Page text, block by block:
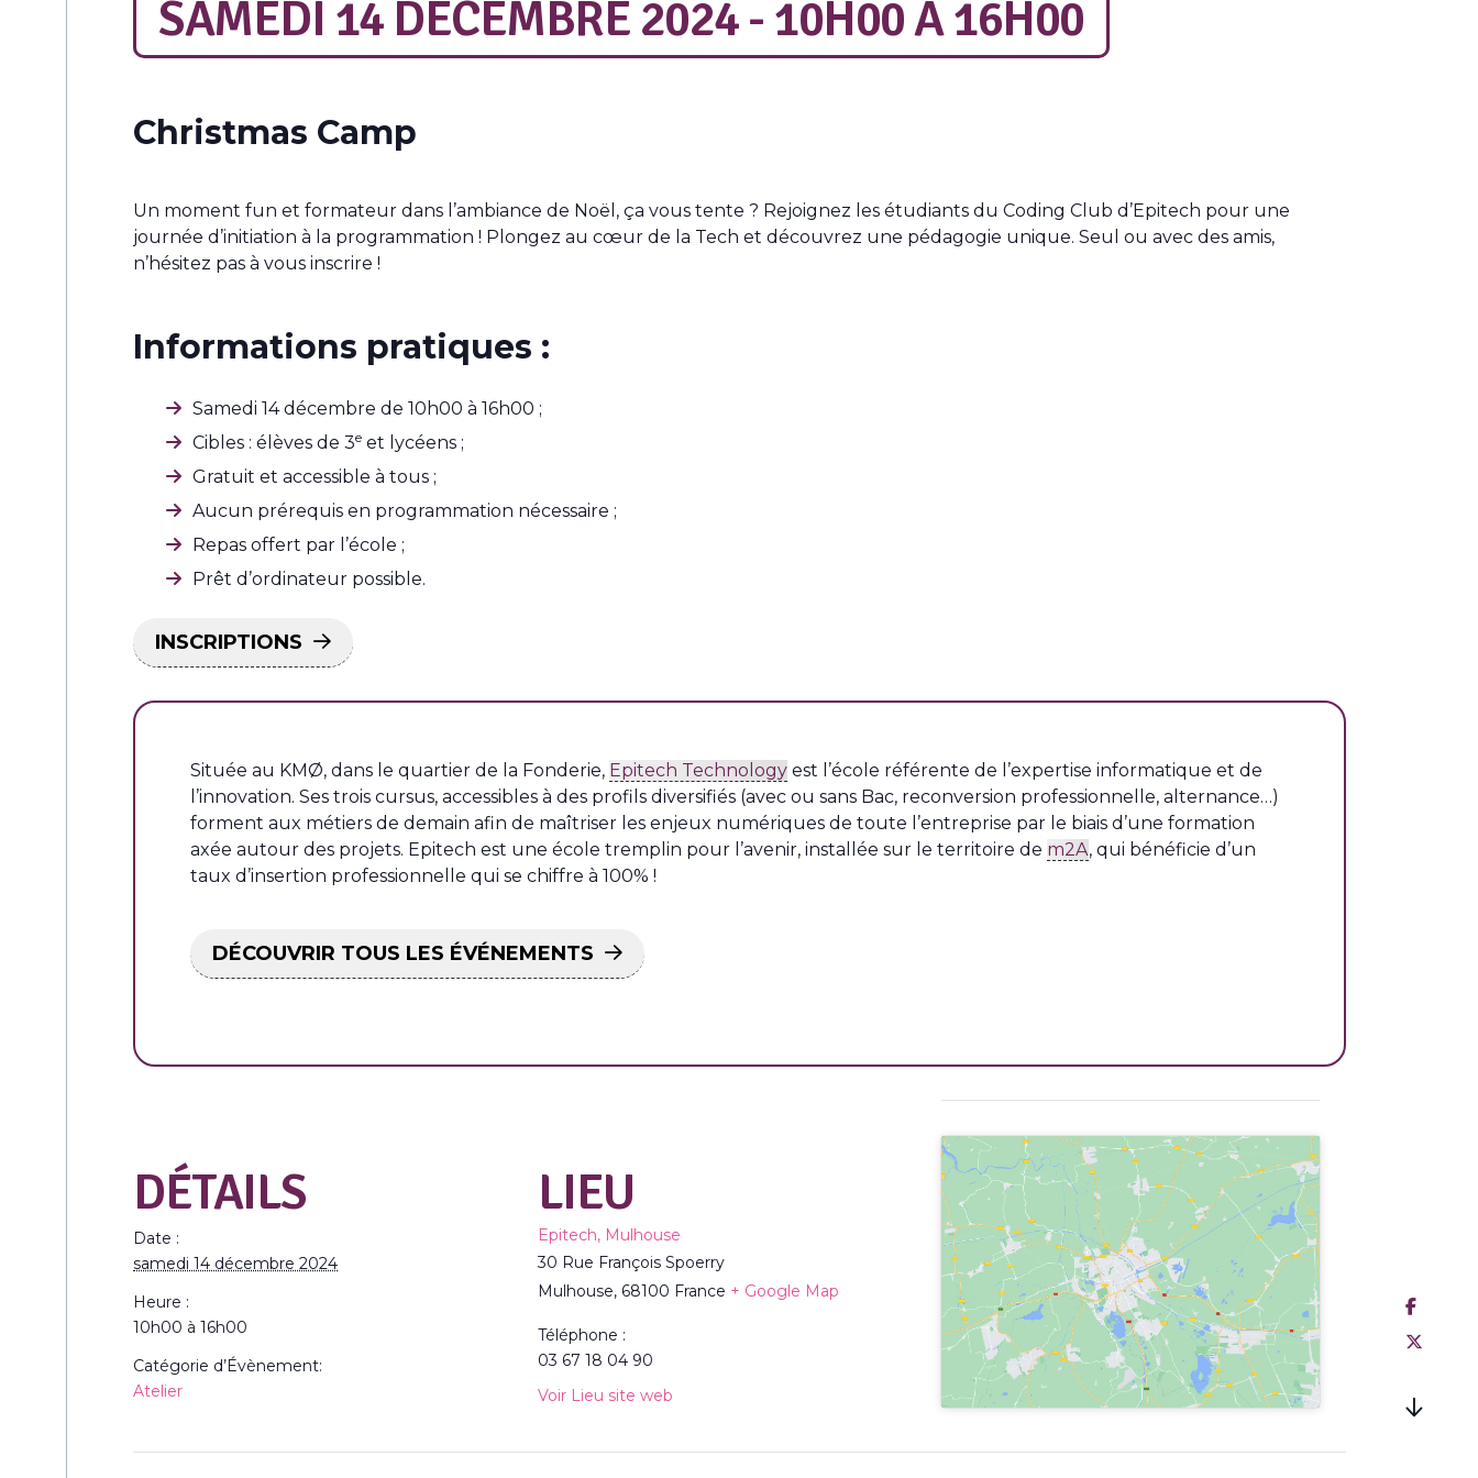
SAMEDI 14 DÉCEMBRE 2024 - 10H00À16H00
Christmas Camp
Un moment fun et formateur dans l’ambiance de Noël, ça vous tente ? Rejoignez les étudiants du Coding Club d’Epitech pour une
journée d’initiation à la programmation ! Plongez au cœur de la Tech et découvrez une pédagogie unique. Seul ou avec des amis,
n’hésitez pas à vous inscrire !
Informations pratiques :
Samedi 14 décembre de 10h00 à 16h00 ;
Cibles : élèves de 3e et lycéens ;
Gratuit et accessible à tous ;
Aucun prérequis en programmation nécessaire ;
Repas offert par l’école ;
Prêt d’ordinateur possible.
INSCRIPTIONS
Située au KMØ, dans le quartier de la Fonderie, Epitech Technology est l’école référente de l’expertise informatique et de
l’innovation. Ses trois cursus, accessibles à des profils diversifiés (avec ou sans Bac, reconversion professionnelle, alternance…)
forment aux métiers de demain afin de maîtriser les enjeux numériques de toute l’entreprise par le biais d’une formation
axée autour des projets. Epitech est une école tremplin pour l’avenir, installée sur le territoire de m2A, qui bénéficie d’un
taux d’insertion professionnelle qui se chiffre à 100% !
DÉCOUVRIR TOUS LES ÉVÉNEMENTS
DÉTAILS
Date :
samedi 14 décembre 2024
Heure :
10h00 à 16h00
Catégorie d’Évènement:
Atelier
LIEU
Epitech, Mulhouse
30 Rue François Spoerry
Mulhouse, 68100 France + Google Map
Téléphone :
03 67 18 04 90
Voir Lieu site web